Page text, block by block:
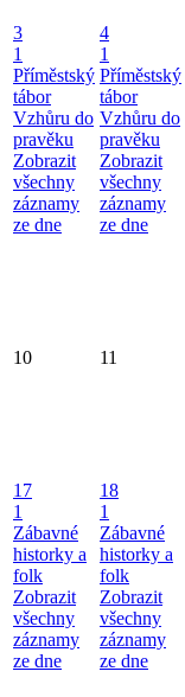
3
1
Příměstský
tábor
Vzhůru do
pravěku
Zobrazit
všechny
záznamy
ze dne
4
1
Příměstský
tábor
Vzhůru do
pravěku
Zobrazit
všechny
záznamy
ze dne
10 11
17
1
Zábavné
historky a
folk
Zobrazit
všechny
záznamy
ze dne
18
1
Zábavné
historky a
folk
Zobrazit
všechny
záznamy
ze dne